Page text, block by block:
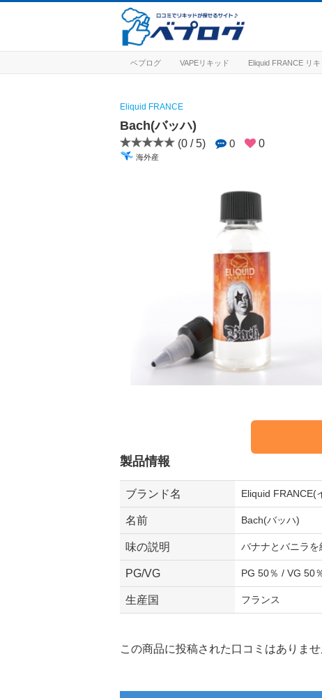
ベプログ VAPEリキッド Eliquid FRANCE リ
Eliquid FRANCE
Bach(バッハ)
(0 / 5) 0 0
海外産
製品情報
ブランド名 Eliquid FRANCE(
名前 Bach(バッハ)
味の説明 バナナとバニラ
PG/VG PG 50％ / VG 50
生産国 フランス
この商品に投稿された口コミはありませ